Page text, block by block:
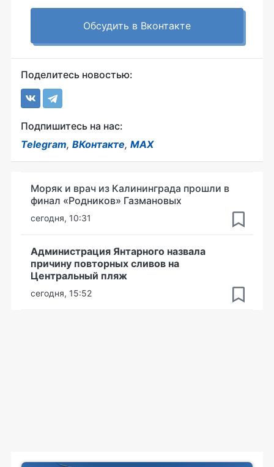
Обсудить в Вконтакте
Поделитесь новостью:
Подпишитесь на нас:
Telegram, ВКонтакте, MAX
Моряк и врач из Калининграда прошли в
финал «Родников» Газмановых
сегодня, 10:31
Администрация Янтарного назвала
причину повторных сливов на
Центральный пляж
сегодня, 15:52